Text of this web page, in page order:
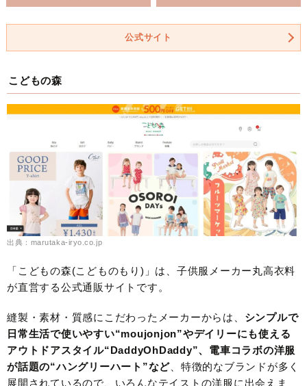
公式サイト
こどもの森
出典：marutaka-iryo.co.jp
「こどもの森(こどものもり)」は、子供服メーカー丸高衣料
が直営する公式通販サイトです。
縫製・素材・質感にこだわったメーカーからは、 シンプルで
日常生活で使いやすい“moujonjon”やデイリーにも使える
アウトドアスタイル“DaddyOhDaddy”、電車コラボの洋服
が話題の“ハングリーハート”など 、特徴的なブランドが多く
展開されているので、いろんなテイストの洋服に出会えま